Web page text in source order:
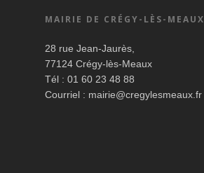
MAIRIE DE CRÉGY-LÈS-MEAUX
28 rue Jean-Jaurès,
77124 Crégy-lès-Meaux
Tél : 01 60 23 48 88
Courriel : mairie@cregylesmeaux.fr